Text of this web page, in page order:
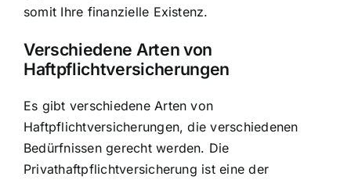
somit Ihre finanzielle Existenz.
Verschiedene Arten von
Haftpflichtversicherungen
Es gibt verschiedene Arten von
Haftpflichtversicherungen, die verschiedenen
Bedürfnissen gerecht werden. Die
Privathaftpflichtversicherung ist eine der